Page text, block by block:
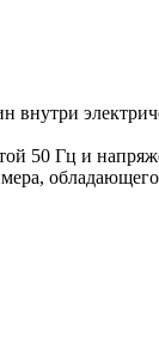
внутри
50 Гц и